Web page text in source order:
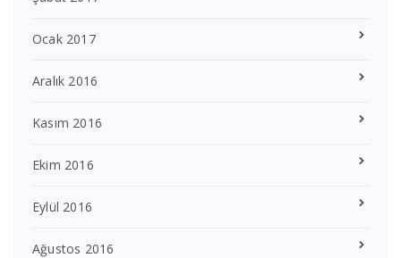
Ocak 2017
Aralık 2016
Kasım 2016
Ekim 2016
Eylül 2016
Ağustos 2016